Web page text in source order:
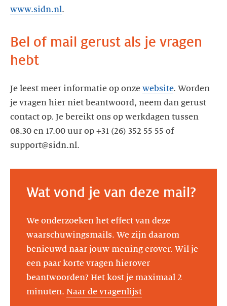
www.sidn.nl.
Bel of mail gerust als je vragen
Je leest meer informatie op onze website. Worden
je vragen hier niet beantwoord, neem dan gerust
contact op. Je bereikt ons op werkdagen tussen
08.30 en 17.00 uur op +31 (26) 352 55 55 of
support@sidn.nl.
Wat vond je van deze mail?
We onderzoeken het effect van deze
waarschuwingsmails. We zijn daarom
benieuwd naar jouw mening erover. Wil je
een paar korte vragen hierover
beantwoorden? Het kost je maximaal 2
minuten. Naar de vragenlijst